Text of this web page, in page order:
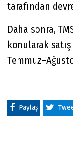
tarafından
Daha sonra,
konularak
Paylaş